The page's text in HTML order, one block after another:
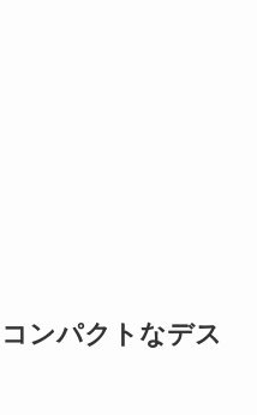
ンパクトなデス